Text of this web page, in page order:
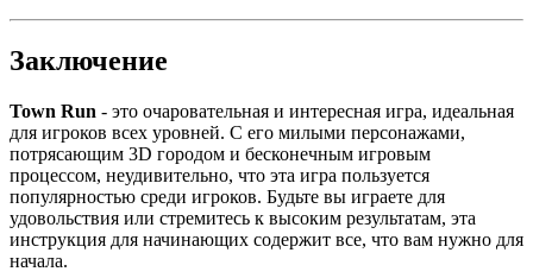
Заключение
Town Run - это очаровательная и интересная игра, идеальная
для игроков всех уровней. С его милыми персонажами,
потрясающим 3D городом и бесконечным игровым
процессом, неудивительно, что эта игра пользуется
популярностью среди игроков. Будьте вы играете для
удовольствия или стремитесь к высоким результатам, эта
инструкция для начинающих содержит все, что вам нужно для
начала.